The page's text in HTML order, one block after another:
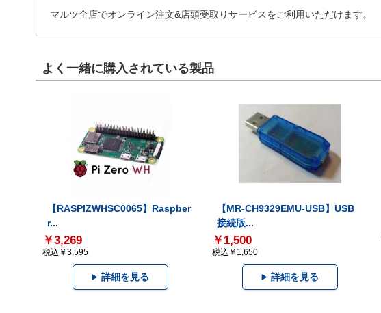
マルツ全店でオンライン注文&店頭受取りサービスをご利用いただけます。
よく一緒に購入されている製品
【RASPIZWHSC0065】Raspber
r...
￥3,269
税込￥3,595
詳細を見る
【MR-CH9329EMU-USB】USB
接続版...
￥1,500
税込￥1,650
詳細を見る